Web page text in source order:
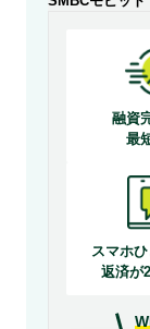
融資
最
スマホ
返済が